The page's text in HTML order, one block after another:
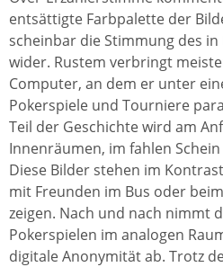
entsättigte Farbpalette der
scheinbar die Stimmung des
wider. Rustem verbringt
Computer, an dem er unter
Pokerspiele und Tourniere
Teil der Geschichte wird am
Innenräumen, im fahlen
Diese Bilder stehen im
mit Freunden im Bus oder
zeigen. Nach und nach nimmt
Pokerspielen im analogen
digitale Anonymität ab. Trotz